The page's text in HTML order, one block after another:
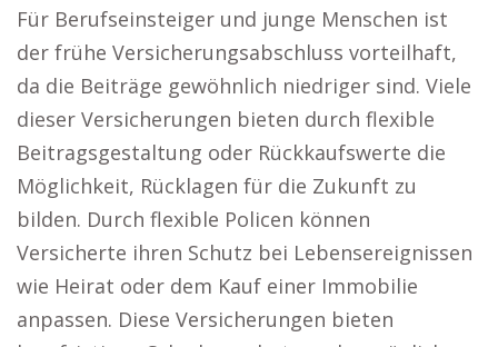
Für Berufseinsteiger und junge Menschen ist
der frühe Versicherungsabschluss vorteilhaft,
da die Beiträge gewöhnlich niedriger sind. Viele
dieser Versicherungen bieten durch flexible
Beitragsgestaltung oder Rückkaufswerte die
Möglichkeit, Rücklagen für die Zukunft zu
bilden. Durch flexible Policen können
Versicherte ihren Schutz bei Lebensereignissen
wie Heirat oder dem Kauf einer Immobilie
anpassen. Diese Versicherungen bieten